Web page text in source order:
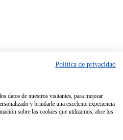
amc gestión
Política de privacidad
datos de nuestros visitantes, para mejorar
y brindarle una excelente experiencia
sobre las cookies que utilizamos, abre los